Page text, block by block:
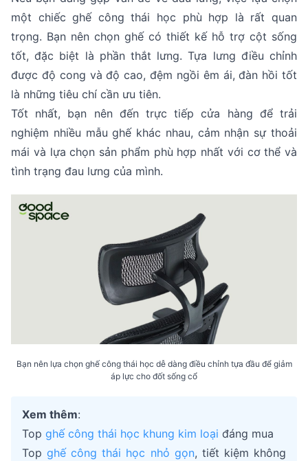
một chiếc ghế công thái học phù hợp là rất quan
trọng. Bạn nên chọn ghế có thiết kế hỗ trợ cột sống
tốt, đặc biệt là phần thắt lưng. Tựa lưng điều chỉnh
được độ cong và độ cao, đệm ngồi êm ái, đàn hồi tốt
là những tiêu chí cần ưu tiên.
Tốt nhất, bạn nên đến trực tiếp cửa hàng để trải
nghiệm nhiều mẫu ghế khác nhau, cảm nhận sự thoải
mái và lựa chọn sản phẩm phù hợp nhất với cơ thể và
tình trạng đau lưng của mình.
Bạn nên lựa chọn ghế công thái học dễ dàng điều chỉnh tựa đầu để giảm
áp lực cho đốt sống cổ
Xem thêm:
Top ghế công thái học khung kim loại đáng mua
Topghế công thái học nhỏ gọn, tiết kiệm không